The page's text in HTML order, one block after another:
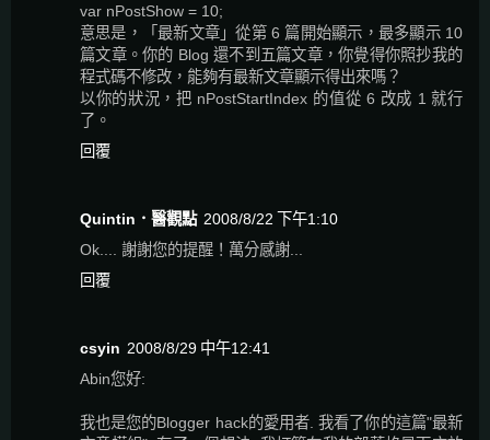
var nPostShow = 10;
意思是，「最新文章」從第 6 篇開始顯示，最多顯示 10
篇文章。你的 Blog 還不到五篇文章，你覺得你照抄我的
程式碼不修改，能夠有最新文章顯示得出來嗎？
以你的狀況，把 nPostStartIndex 的值從 6 改成 1 就行
了。
回覆
Quintin．醫觀點 2008/8/22 下午1:10
Ok.... 謝謝您的提醒！萬分感謝...
回覆
csyin 2008/8/29 中午12:41
Abin您好:
我也是您的Blogger hack的愛用者. 我看了你的這篇"最新